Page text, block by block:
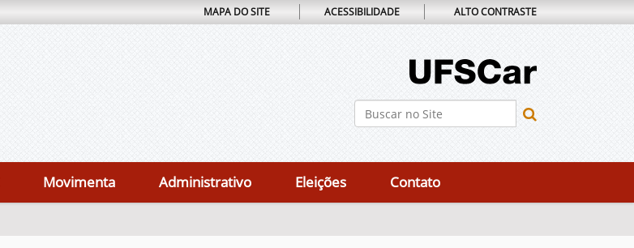
Busca
MAPA DO SITE ACESSIBILIDADE ALTO CONTRASTE
Movimenta Administrativo Eleições Contato